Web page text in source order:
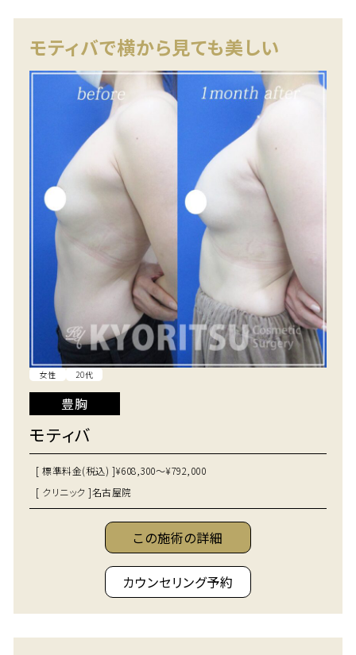
モティバで横から見ても美しい
女性 20代
豊胸
モティバ
[ 標準料金(税込) ]¥608,300～¥792,000
[ クリニック ]名古屋院
この施術の詳細
カウンセリング予約